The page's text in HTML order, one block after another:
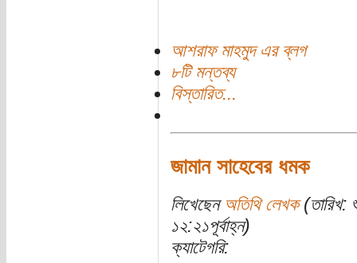
আশরাফ মাহমুদ এর ব্লগ
৮টি মন্তব্য
বিস্তারিত...
জামান সাহেবের ধমক
লিখেছেন অতিথি লেখক(তারিখ:
১২:২১পূর্বাহ্ন)
ক্যাটেগরি: